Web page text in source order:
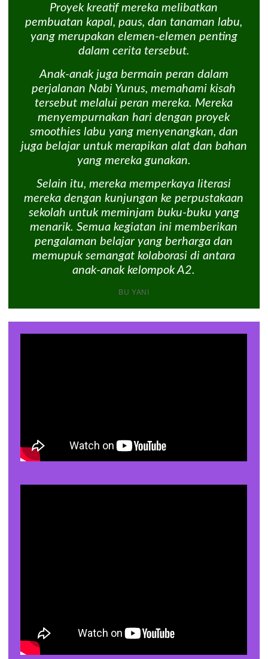
Proyek kreatif mereka melibatkan
pembuatan kapal, paus, dan tanaman labu,
yang merupakan elemen-elemen penting
dalam cerita tersebut.
Anak-anak juga bermain peran dalam
perjalanan Nabi Yunus, memahami kisah
tersebut melalui peran mereka. Mereka
menyempurnakan hari dengan proyek
smoothies labu yang menyenangkan, dan
juga belajar untuk merapikan alat dan bahan
yang mereka gunakan.
Selain itu, mereka memperkaya literasi
mereka dengan kunjungan ke perpustakaan
sekolah untuk meminjam buku-buku yang
menarik. Semua kegiatan ini memberikan
pengalaman belajar yang berharga dan
memupuk semangat kolaborasi di antara
anak-anak kelompok A2.
BU YANI